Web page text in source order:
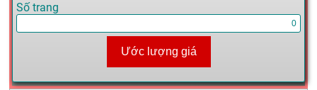
Số trang
Ước lượng giá